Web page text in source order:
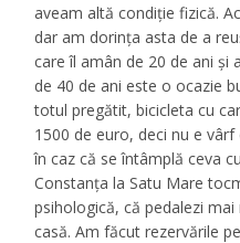
aveam altă condiţie fizică.
dar am dorinţa asta de a
care îl amân de 20 de ani şi
de 40 de ani este o ocazie
totul pregătit, bicicleta cu
1500 de euro, deci nu e
în caz că se întâmplă ceva
Constanţa la Satu Mare
psihologică, că pedalezi
casă. Am făcut rezervările